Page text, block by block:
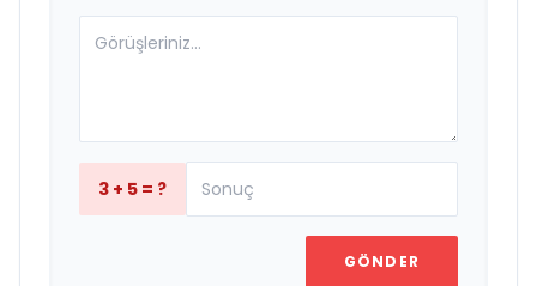
3 + 5 = ?
GÖNDER